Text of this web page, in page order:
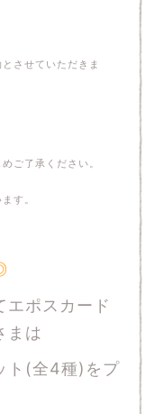
させていただきま
ご了承ください。
す。
エポスカード
まは
ト(全4種)をプ